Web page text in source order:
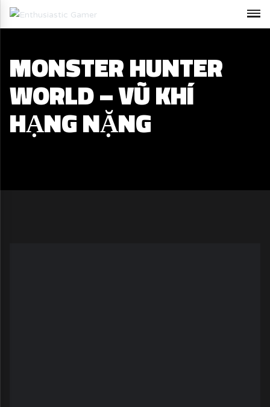
MONSTER HUNTER
WORLD – VŨ KHÍ
HẠNG NẶNG